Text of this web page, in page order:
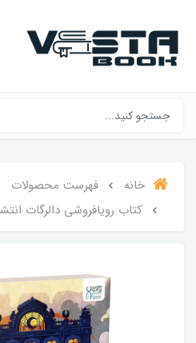
خانه
فهرست محصولات
کتاب رویافروشی دالرگات